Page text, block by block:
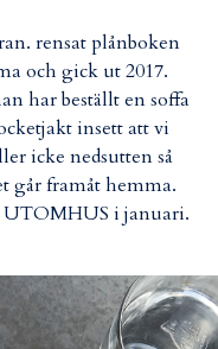
rensat plånboken
och gick ut 2017.
har beställt en soffa
insett att vi
icke nedsutten så
går framåt hemma.
UTOMHUS i januari.